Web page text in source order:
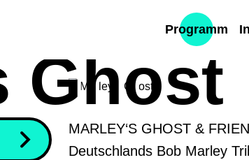
Programm
Ghost
MARLEY‘S GHOST &
Deutschlands Bob Marley